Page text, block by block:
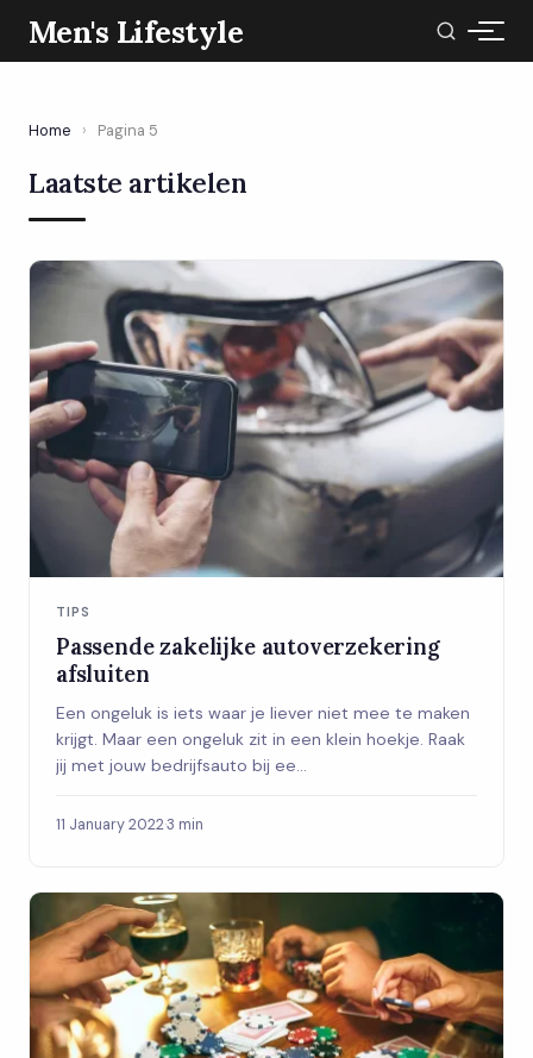
Men's Lifestyle
Home › Pagina 5
Laatste artikelen
TIPS
Passende zakelijke autoverzekering
afsluiten
Een ongeluk is iets waar je liever niet mee te maken
krijgt. Maar een ongeluk zit in een klein hoekje. Raak
jij met jouw bedrijfsauto bij ee...
11 January 2022·3 min